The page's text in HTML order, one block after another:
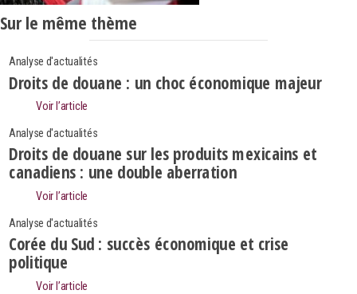
Sur le même thème
Analyse d'actualités
Droits de douane : un choc économique majeur
Voir l’article
Analyse d'actualités
Droits de douane sur les produits mexicains et
canadiens : une double aberration
Voir l’article
Analyse d'actualités
Corée du Sud : succès économique et crise
politique
Voir l’article
Search